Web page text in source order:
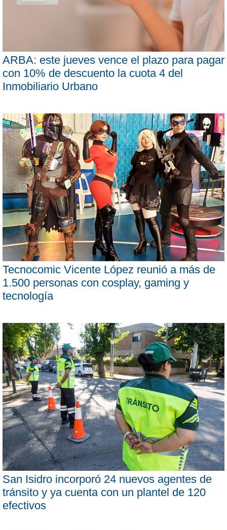
ARBA: este jueves vence el plazo para pagar
con 10% de descuento la cuota 4 del
Inmobiliario Urbano
Tecnocomic Vicente López reunió a más de
1.500 personas con cosplay, gaming y
tecnología
San Isidro incorporó 24 nuevos agentes de
tránsito y ya cuenta con un plantel de 120
efectivos